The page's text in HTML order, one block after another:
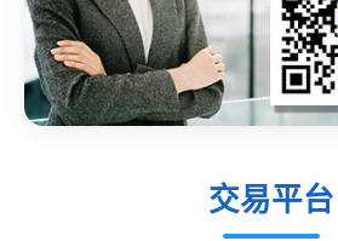
交易平台